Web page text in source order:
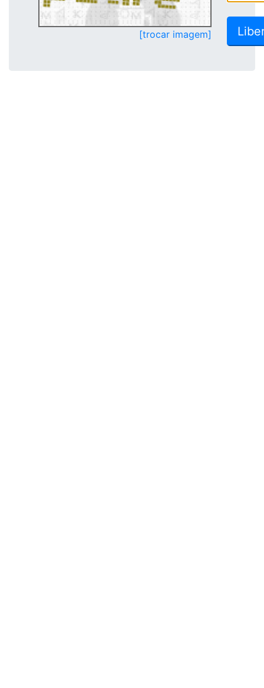
[trocar imagem]